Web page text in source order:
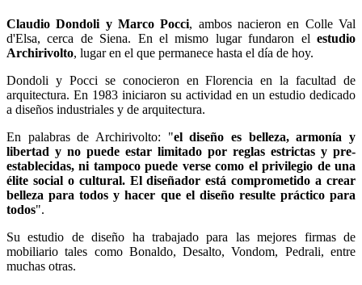
Claudio Dondoli y Marco Pocci, ambos nacieron en Colle Val
d'Elsa, cerca de Siena. En el mismo lugar fundaron el estudio
Archirivolto, lugar en el que permanece hasta el día de hoy.
Dondoli y Pocci se conocieron en Florencia en la facultad de
arquitectura. En 1983 iniciaron su actividad en un estudio dedicado
a diseños industriales y de arquitectura.
En palabras de Archirivolto: "el diseño es belleza, armonía y
libertad y no puede estar limitado por reglas estrictas y pre-
establecidas, ni tampoco puede verse como el privilegio de una
élite social o cultural. El diseñador está comprometido a crear
belleza para todos y hacer que el diseño resulte práctico para
todos".
Su estudio de diseño ha trabajado para las mejores firmas de
mobiliario tales como Bonaldo, Desalto, Vondom, Pedrali, entre
muchas otras.